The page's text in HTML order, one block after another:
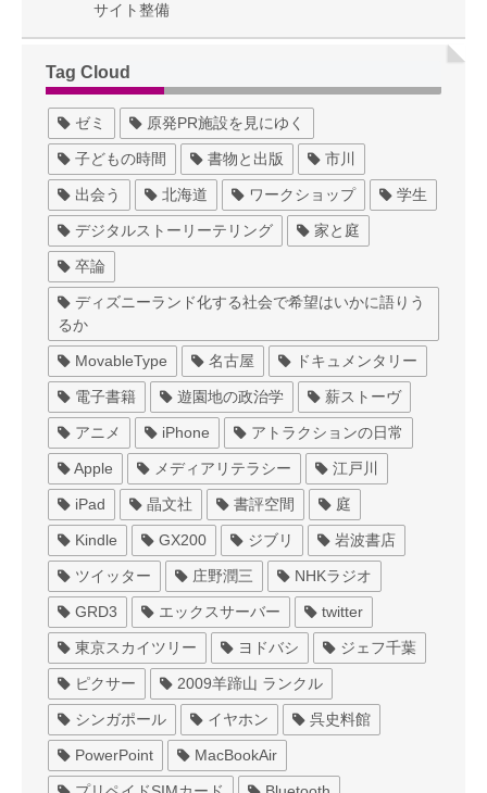
サイト整備
Tag Cloud
ゼミ 原発PR施設を見にゆく
子どもの時間 書物と出版 市川
出会う 北海道 ワークショップ 学生
デジタルストーリーテリング 家と庭
卒論
ディズニーランド化する社会で希望はいかに語りう
るか
MovableType 名古屋 ドキュメンタリー
電子書籍 遊園地の政治学 薪ストーヴ
アニメ iPhone アトラクションの日常
Apple メディアリテラシー 江戸川
iPad 晶文社 書評空間 庭
Kindle GX200 ジブリ 岩波書店
ツイッター 庄野潤三 NHKラジオ
GRD3 エックスサーバー twitter
東京スカイツリー ヨドバシ ジェフ千葉
ピクサー 2009羊蹄山 ランクル
シンガポール イヤホン 呉史料館
PowerPoint MacBookAir